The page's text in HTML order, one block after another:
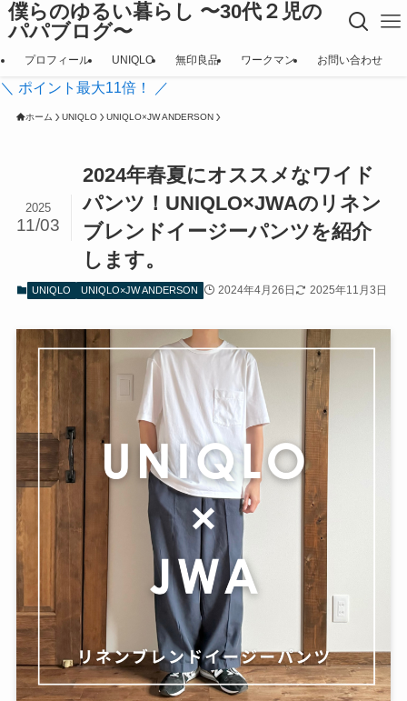
僕らのゆるい暮らし 〜30代２児の
パパブログ〜
プロフィール UNIQLO 無印良品 ワークマン お問い合わせ
＼ ポイント最大11倍！ ／
ホーム UNIQLO UNIQLO×JW ANDERSON
2024年春夏にオススメなワイド
パンツ！UNIQLO×JWAのリネン
ブレンドイージーパンツを紹介
します。
2025
11/03
UNIQLO UNIQLO×JW ANDERSON 2024年4月26日 2025年11月3日